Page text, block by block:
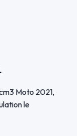
Moto 2021,
le